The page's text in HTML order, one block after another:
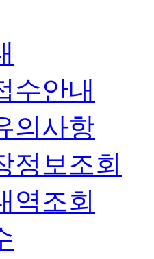
수안내
의사항
정보조회
역조회